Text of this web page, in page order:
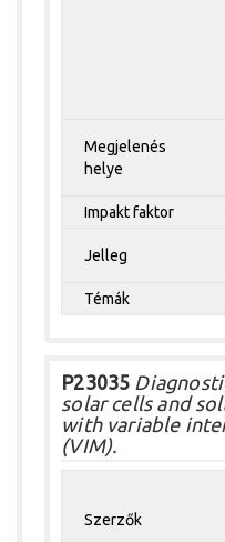
Megjelenés
helye
Impakt faktor
Jelleg
Témák
P23035
solar cells and
with variable
(VIM).
Szerzők